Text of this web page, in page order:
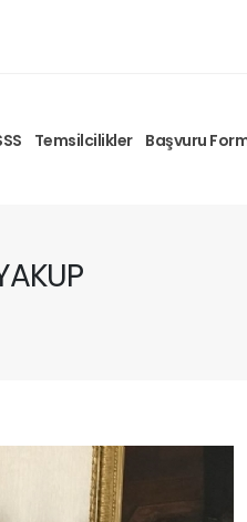
Temsilcilikler Başvuru